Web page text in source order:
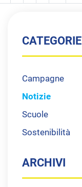
CATEGORIE
Campagne
Notizie
Scuole
Sostenibilità
ARCHIVI